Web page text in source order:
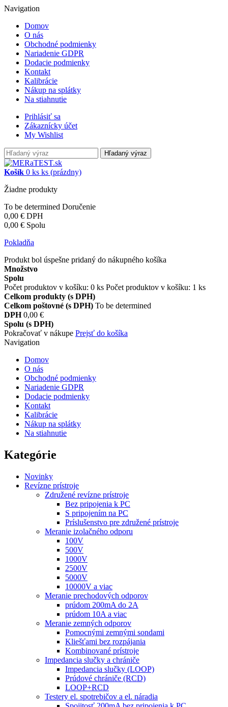
Navigation
Domov
O nás
Obchodné podmienky
Nariadenie GDPR
Dodacie podmienky
Kontakt
Kalibrácie
Nákup na splátky
Na stiahnutie
Prihlásiť sa
Zákaznícky účet
My Wishlist
Hľadaný výraz
Košík 0 ks ks (prázdny)
Žiadne produkty
To be determined Doručenie
0,00 € DPH
0,00 € Spolu
Pokladňa
Produkt bol úspešne pridaný do nákupného košíka
Množstvo
Spolu
Počet produktov v košíku: 0 ks Počet produktov v košíku: 1 ks
Celkom produkty (s DPH)
Celkom poštovné (s DPH) To be determined
DPH 0,00 €
Spolu (s DPH)
Pokračovať v nákupe Prejsť do košíka
Navigation
Domov
O nás
Obchodné podmienky
Nariadenie GDPR
Dodacie podmienky
Kontakt
Kalibrácie
Nákup na splátky
Na stiahnutie
Kategórie
Novinky
Revízne prístroje
Združené revízne prístroje
Bez pripojenia k PC
S pripojením na PC
Príslušenstvo pre združené prístroje
Meranie izolačného odporu
100V
500V
1000V
2500V
5000V
10000V a viac
Meranie prechodových odporov
prúdom 200mA do 2A
prúdom 10A a viac
Meranie zemných odporov
Pomocnými zemnými sondami
Kliešťami bez rozpájania
Kombinované prístroje
Impedancia slučky a chrániče
Impedancia slučky (LOOP)
Prúdové chrániče (RCD)
LOOP+RCD
Testery el. spotrebičov a el. náradia